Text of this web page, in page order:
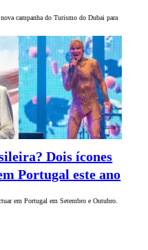
campanha do Turismo do Dubai para
Dois ícones
Portugal este ano
em Portugal em Setembro e Outubro.